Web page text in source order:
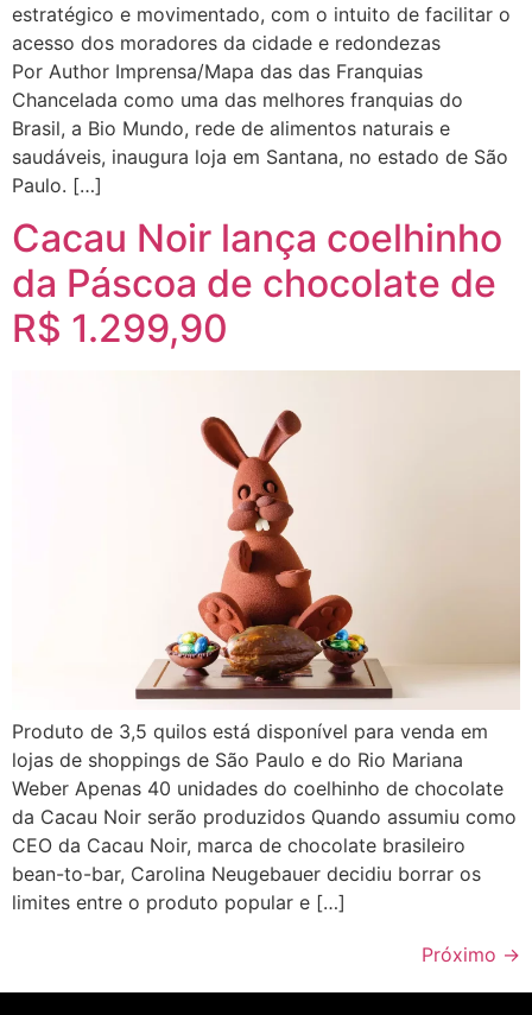
estratégico e movimentado, com o intuito de facilitar o
acesso dos moradores da cidade e redondezas
Por Author Imprensa/Mapa das das Franquias
Chancelada como uma das melhores franquias do
Brasil, a Bio Mundo, rede de alimentos naturais e
saudáveis, inaugura loja em Santana, no estado de São
Paulo. […]
Cacau Noir lança coelhinho
da Páscoa de chocolate de
R$ 1.299,90
Produto de 3,5 quilos está disponível para venda em
lojas de shoppings de São Paulo e do Rio Mariana
Weber Apenas 40 unidades do coelhinho de chocolate
da Cacau Noir serão produzidos Quando assumiu como
CEO da Cacau Noir, marca de chocolate brasileiro
bean-to-bar, Carolina Neugebauer decidiu borrar os
limites entre o produto popular e […]
Próximo →